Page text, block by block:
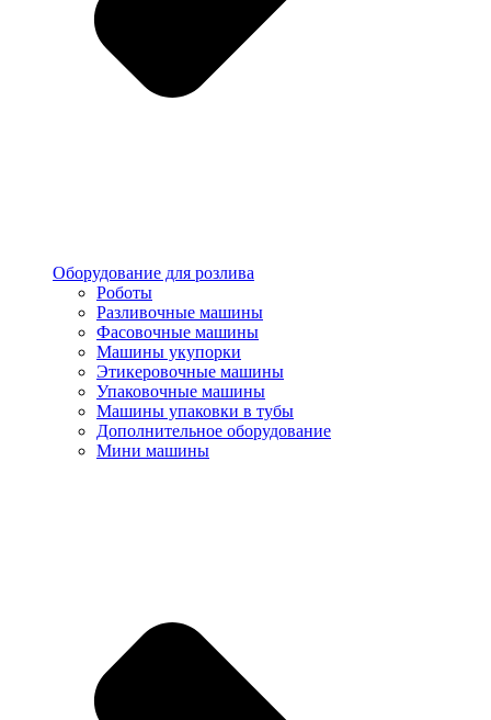
Оборудование для розлива
Роботы
Разливочные машины
Фасовочные машины
Машины укупорки
Этикеровочные машины
Упаковочные машины
Машины упаковки в тубы
Дополнительное оборудование
Мини машины